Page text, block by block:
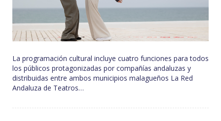
La programación cultural incluye cuatro funciones para todos
los públicos protagonizadas por compañías andaluzas y
distribuidas entre ambos municipios malagueños La Red
Andaluza de Teatros…